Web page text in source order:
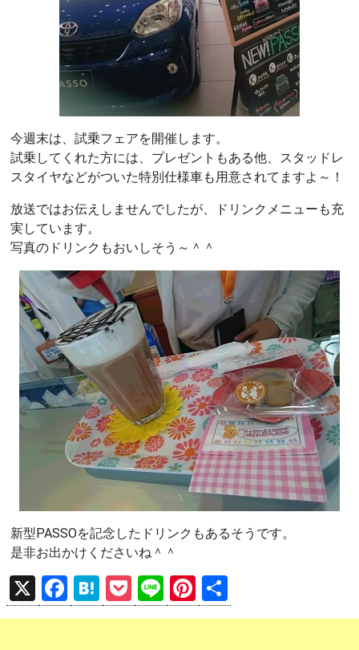
今週末は、試乗フェアを開催します。
試乗してくれた方には、プレゼントもある他、スタッドレ
スタイヤなどがついた特別仕様車も用意されてますよ～！
放送ではお伝えしませんでしたが、ドリンクメニューも充
実しています。
写真のドリンクもおいしそう～＾＾
新型PASSOを記念したドリンクもあるそうです。
是非お出かけくださいね＾＾
X
F
a
H
at
P
o
Li
n
Pi
nt 有